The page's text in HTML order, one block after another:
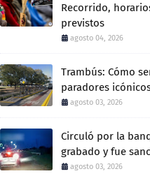
Recorrido,
previstos
agosto 04, 2026
Trambús: Cómo
paradores
agosto 03, 2026
Circuló por la
grabado y fue
agosto 03, 2026